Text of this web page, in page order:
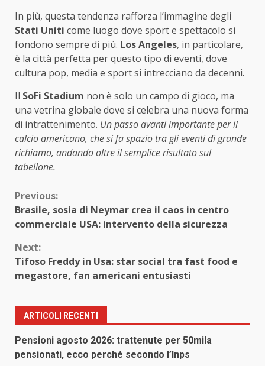
In più, questa tendenza rafforza l’immagine degli
Stati Uniti come luogo dove sport e spettacolo si
fondono sempre di più. Los Angeles, in particolare,
è la città perfetta per questo tipo di eventi, dove
cultura pop, media e sport si intrecciano da decenni.
Il SoFi Stadium non è solo un campo di gioco, ma
una vetrina globale dove si celebra una nuova forma
di intrattenimento. Un passo avanti importante per il
calcio americano, che si fa spazio tra gli eventi di grande
richiamo, andando oltre il semplice risultato sul
tabellone.
Continue
Reading
Previous:
Brasile, sosia di Neymar crea il caos in centro
commerciale USA: intervento della sicurezza
Next:
Tifoso Freddy in Usa: star social tra fast food e
megastore, fan americani entusiasti
ARTICOLI RECENTI
Pensioni agosto 2026: trattenute per 50mila
pensionati, ecco perché secondo l’Inps